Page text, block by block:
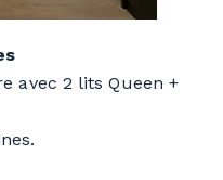
avec 2 lits Queen +